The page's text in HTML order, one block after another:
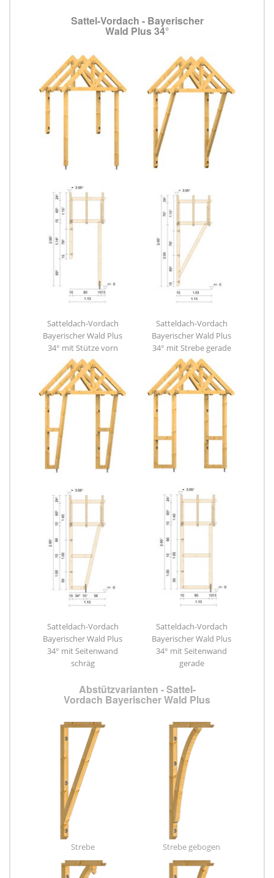
Sattel-Vordach - Bayerischer
Wald Plus 34°
Satteldach-Vordach
Bayerischer Wald Plus
34° mit Stütze vorn
Satteldach-Vordach
Bayerischer Wald Plus
34° mit Strebe gerade
Satteldach-Vordach
Bayerischer Wald Plus
34° mit Seitenwand
schräg
Satteldach-Vordach
Bayerischer Wald Plus
34° mit Seitenwand
gerade
Abstützvarianten - Sattel-
Vordach Bayerischer Wald Plus
Strebe Strebe gebogen